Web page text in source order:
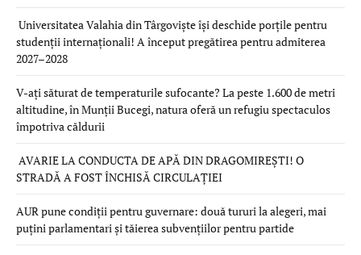
Universitatea Valahia din Târgoviște își deschide porțile pentru
studenții internaționali! A început pregătirea pentru admiterea
2027–2028
V-ați săturat de temperaturile sufocante? La peste 1.600 de metri
altitudine, în Munții Bucegi, natura oferă un refugiu spectaculos
împotriva căldurii
AVARIE LA CONDUCTA DE APĂ DIN DRAGOMIREȘTI! O
STRADĂ A FOST ÎNCHISĂ CIRCULAȚIEI
AUR pune condiții pentru guvernare: două tururi la alegeri, mai
puțini parlamentari și tăierea subvențiilor pentru partide